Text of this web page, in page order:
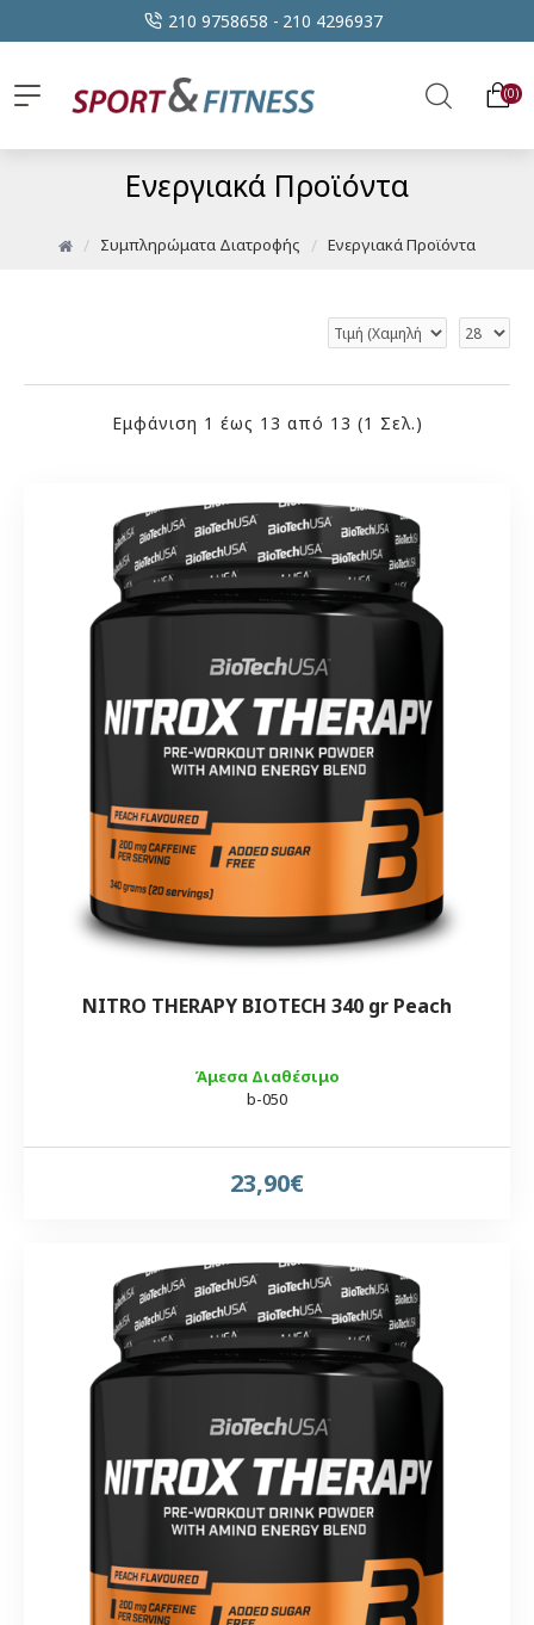
210 9758658 - 210 4296937
0
Συμπληρώματα Διατροφής Ενεργιακά Προϊόντα
Ενεργιακά Προϊόντα
Εμφάνιση 1 έως 13 από 13 (1 Σελ.)
Άμεσα Διαθέσιμο
b-050
NITRO THERAPY BIOTECH 340 gr Peach
23,90€